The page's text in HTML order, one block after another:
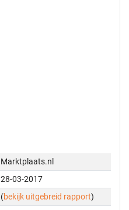
Marktplaats.nl
28-03-2017
(bekijk uitgebreid rapport)